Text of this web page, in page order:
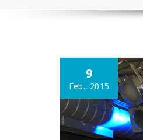
9
Feb., 2015